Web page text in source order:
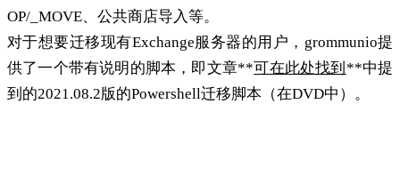
OP/_MOVE、公共商店导入等。
对于想要迁移现有Exchange服务器的用户，grommunio提
供了一个带有说明的脚本，即文章**可在此处找到 **中提
到的2021.08.2版的Powershell迁移脚本（在DVD中）。